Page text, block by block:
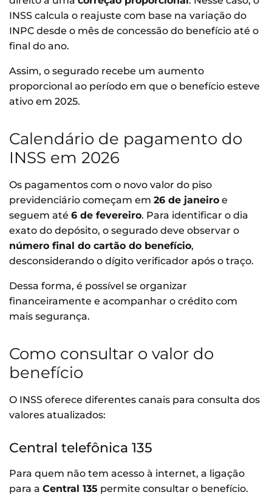
INSS calcula o reajuste com base na variação do
INPC desde o mês de concessão do benefício até o
final do ano.
Assim, o segurado recebe um aumento
proporcional ao período em que o benefício esteve
ativo em 2025.
Calendário de pagamento do
INSS em 2026
Os pagamentos com o novo valor do piso
previdenciário começam em 26 de janeiro e
seguem até 6 de fevereiro. Para identificar o dia
exato do depósito, o segurado deve observar o
número final do cartão do benefício,
desconsiderando o dígito verificador após o traço.
Dessa forma, é possível se organizar
financeiramente e acompanhar o crédito com
mais segurança.
Como consultar o valor do
benefício
O INSS oferece diferentes canais para consulta dos
valores atualizados:
Central telefônica 135
Para quem não tem acesso à internet, a ligação
para a Central 135 permite consultar o benefício.